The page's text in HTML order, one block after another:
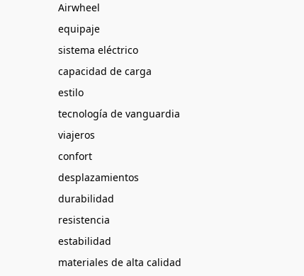
Airwheel
equipaje
sistema eléctrico
capacidad de carga
estilo
tecnología de vanguardia
viajeros
confort
desplazamientos
durabilidad
resistencia
estabilidad
materiales de alta calidad